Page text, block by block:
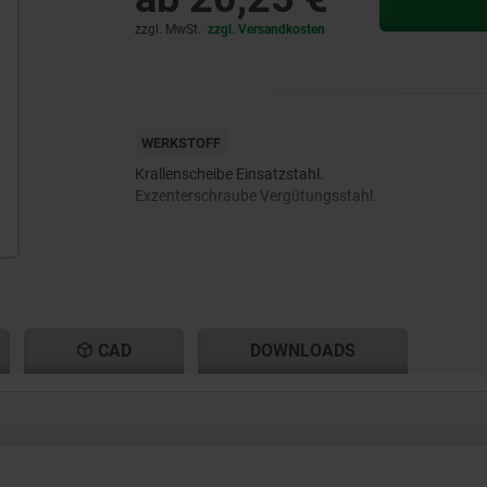
zzgl. MwSt. zzgl. Versandkosten
WERKSTOFF
Krallenscheibe Einsatzstahl.
Exzenterschraube Vergütungsstahl.
CAD DOWNLOADS